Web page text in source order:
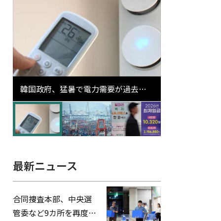
韓国政府、猛暑で電力需要が過去最
高更新の可能性に需給対応体制を点
検
最新ニュース
合同捜査本部、中央選
管委など9カ所を再度家